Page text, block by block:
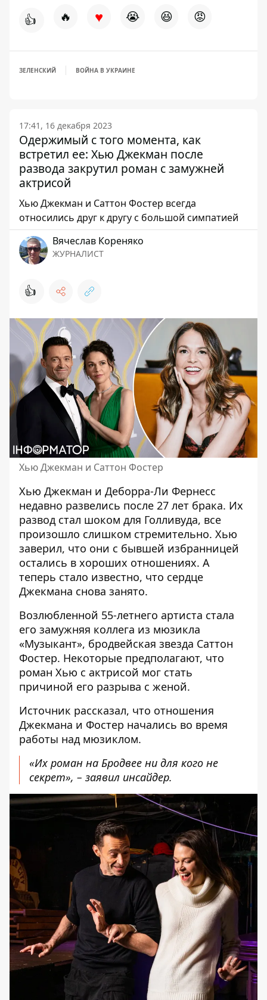
👍 🔥 ♥ 😭 😆 😡
ЗЕЛЕНСКИЙ ВОЙНА В УКРАИНЕ
17:41, 16 декабря 2023
Одержимый с того момента, как
встретил ее: Хью Джекман после
развода закрутил роман с замужней
актрисой
Хью Джекман и Саттон Фостер всегда
относились друг к другу с большой симпатией
Вячеслав Кореняко
ЖУРНАЛИСТ
👍
Хью Джекман и Саттон Фостер
Хью Джекман и Деборра-Ли Фернесс
недавно развелись после 27 лет брака. Их
развод стал шоком для Голливуда, все
произошло слишком стремительно. Хью
заверил, что они с бывшей избранницей
остались в хороших отношениях. А
теперь стало известно, что сердце
Джекмана снова занято.
Возлюбленной 55-летнего артиста стала
его замужняя коллега из мюзикла
«Музыкант», бродвейская звезда Саттон
Фостер. Некоторые предполагают, что
роман Хью с актрисой мог стать
причиной его разрыва с женой.
Источник рассказал, что отношения
Джекмана и Фостер начались во время
работы над мюзиклом.
«Их роман на Бродвее ни для кого не
секрет», – заявил инсайдер.